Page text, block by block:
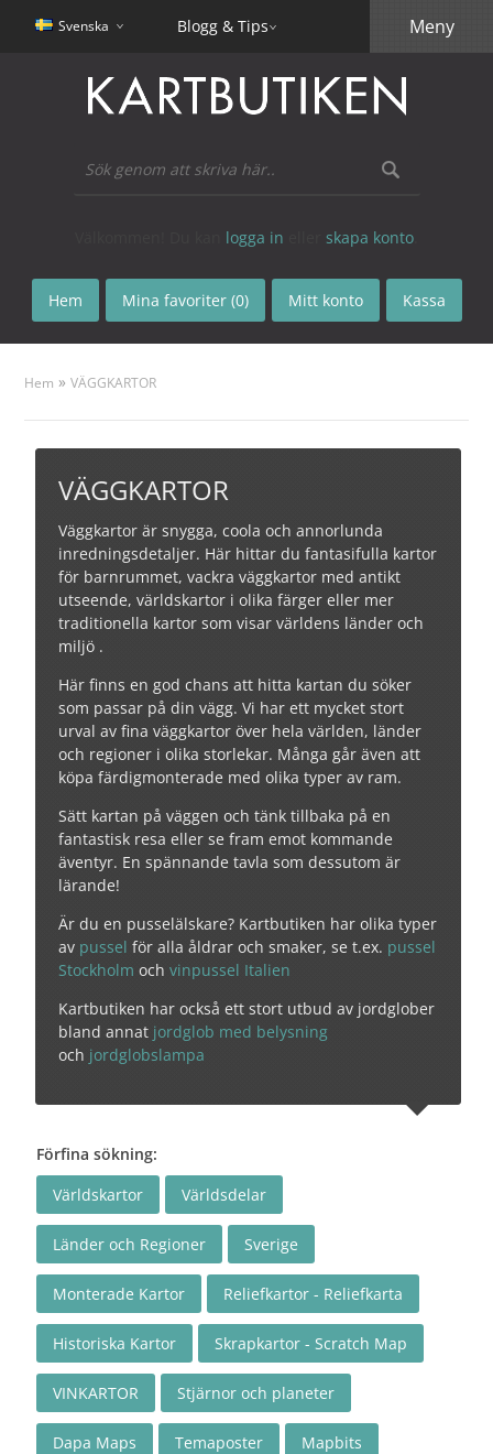
Svenska Blogg & Tips
logga in skapa konto
Hem Mina favoriter (0) Mitt konto Kassa
Meny
Hem »VÄGGKARTOR
VÄGGKARTOR
Väggkartor är snygga, coola och annorlunda
inredningsdetaljer. Här hittar du fantasifulla kartor
för barnrummet, vackra väggkartor med antikt
utseende, världskartor i olika färger eller mer
traditionella kartor som visar världens länder och
miljö .
Här finns en god chans att hitta kartan du söker
som passar på din vägg. Vi har ett mycket stort
urval av fina väggkartor över hela världen, länder
och regioner i olika storlekar. Många går även att
köpa färdigmonterade med olika typer av ram.
Sätt kartan på väggen och tänk tillbaka på en
fantastisk resa eller se fram emot kommande
äventyr. En spännande tavla som dessutom är
lärande!
Är du en pusselälskare? Kartbutiken har olika typer
av pussel för alla åldrar och smaker, se t.ex. pussel
Stockholm ochvinpussel Italien
Kartbutiken har också ett stort utbud av jordglober
bland annat jordglob med belysning
och jordglobslampa
Förfina sökning:
Världskartor
Världsdelar
Länder och Regioner Sverige
Monterade Kartor Reliefkartor - Reliefkarta
Historiska Kartor Skrapkartor - Scratch Map
VINKARTOR Stjärnor och planeter
Dapa Maps Temaposter Mapbits